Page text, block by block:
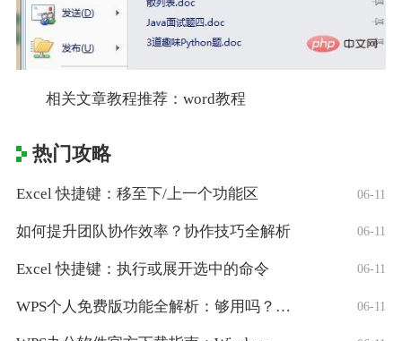
相关文章教程推荐：word教程
热门攻略
Excel 快捷键：移至下/上一个功能区 06-11
如何提升团队协作效率？协作技巧全解析 06-11
Excel 快捷键：执行或展开选中的命令 06-11
WPS个人免费版功能全解析：够用吗？适合 06-11